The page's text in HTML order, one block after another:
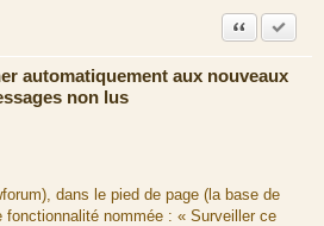
automatiquement aux nouveaux
non lus
Citation
dans le pied de page (la base de
nommée : « Surveiller ce